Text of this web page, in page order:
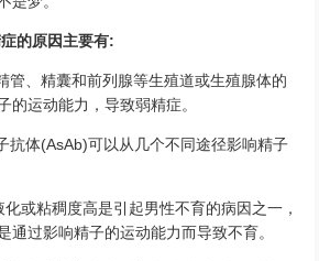
的原因主要有:
管、精囊和前列腺等生殖道或生殖腺体的
的运动能力，导致弱精症。
抗体(AsAb)可以从几个不同途径影响精子
或粘稠度高是引起男性不育的病因之一，
通过影响精子的运动能力而导致不育。